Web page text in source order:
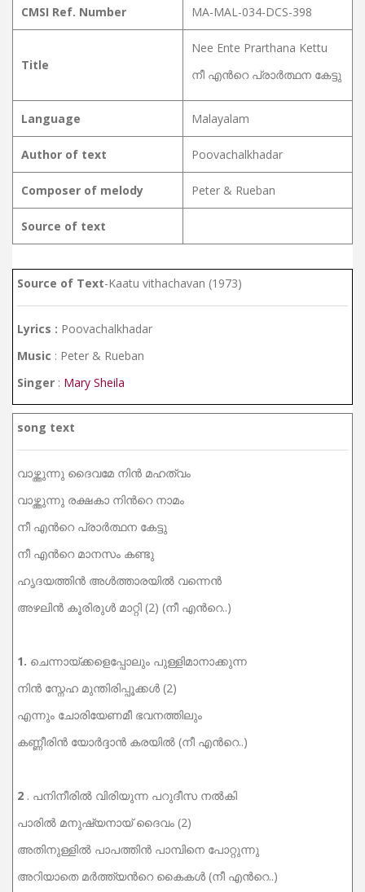
CMSI Ref. Number MA-MAL-034-DCS-398
Title
Nee Ente Prarthana Kettu
നീ എന്‍റെ പ്രാര്‍ത്ഥന കേട്ടു
Language Malayalam
Author of text Poovachalkhadar
Composer of melody Peter & Rueban
Source of text
Source of Text-Kaatu vithachavan (1973)
Lyrics : Poovachalkhadar
Music : Peter & Rueban
Singer : Mary Sheila
song text
വാഴ്ത്തുന്നു ദൈവമേ നിന്‍ മഹത്വം
വാഴ്ത്തുന്നു രക്ഷകാ നിന്‍റെ നാമം
നീ എന്‍റെ പ്രാര്‍ത്ഥന കേട്ടു
നീ എന്‍റെ മാനസം കണ്ടു
ഹൃദയത്തിന്‍ അള്‍ത്താരയില്‍ വന്നെന്‍
അഴലിന്‍ കൂരിരുള്‍ മാറ്റി (2) (നീ എന്‍റെ..)
1. ചെന്നായ്ക്കളെപ്പോലും പുള്ളിമാനാക്കുന്ന
നിന്‍ സ്നേഹ മുന്തിരിപ്പൂക്കള്‍ (2)
എന്നും ചോരിയേണമീ ഭവനത്തിലും
കണ്ണീരിന്‍ യോര്‍ദ്ദാന്‍ കരയില്‍ (നീ എന്‍റെ..)
2 . പനിനീരില്‍ വിരിയുന്ന പറുദീസ നല്‍കി
പാരില്‍ മനുഷ്യനായ്‌ ദൈവം (2)
അതിനുള്ളില്‍ പാപത്തിന്‍ പാമ്പിനെ പോറ്റുന്നു
അറിയാതെ മര്‍ത്ത്യന്‍റെ കൈകള്‍ (നീ എന്‍റെ..)